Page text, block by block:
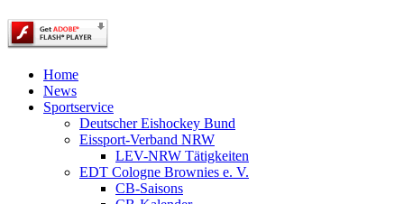
Home
News
Sportservice
Deutscher Eishockey Bund
Eissport-Verband NRW
LEV-NRW Tätigkeiten
EDT Cologne Brownies e. V.
CB-Saisons